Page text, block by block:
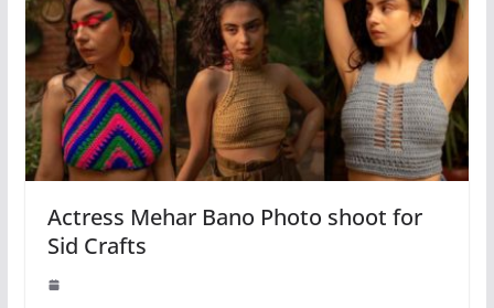
Actress Mehar Bano Photo shoot for
Sid Crafts